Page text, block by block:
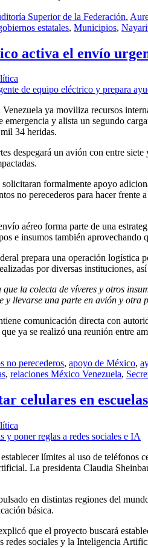
Superior de la Federación,
estatales, Municipios,
activa el envío
ya moviliza recursos
y alista un segundo
34 heridas.
despegará un avión con entre
formalmente apoyo
no perecederos para hacer
aéreo forma parte de una
e insumos también aprovechando
prepara una operación
por diversas instituciones,
la colecta de víveres y otros
y llevarse una parte en avión y otra
comunicación directa con
ya se realizó una reunión entre
no perecederos, apoyo de México,
, relaciones México Venezuela,
celulares en
límites al uso de teléfonos
La presidenta Claudia
en distintas regiones del
básica.
que el proyecto buscará
redes sociales y la Inteligencia